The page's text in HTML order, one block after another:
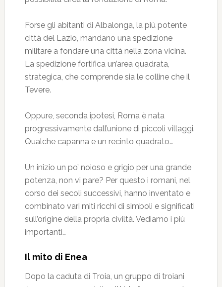
Forse gli abitanti di Albalonga, la più potente
città del Lazio, mandano una spedizione
militare a fondare una città nella zona vicina.
La spedizione fortifica un’area quadrata,
strategica, che comprende sia le colline che il
Tevere.
Oppure, seconda ipotesi, Roma è nata
progressivamente dall’unione di piccoli villaggi.
Qualche capanna e un recinto quadrato…
Un inizio un po’ noioso e grigio per una grande
potenza, non vi pare? Per questo i romani, nel
corso dei secoli successivi, hanno inventato e
combinato vari miti ricchi di simboli e significati
sull’origine della propria civiltà. Vediamo i più
importanti…
Il mito di Enea
Dopo la caduta di Troia, un gruppo di troiani